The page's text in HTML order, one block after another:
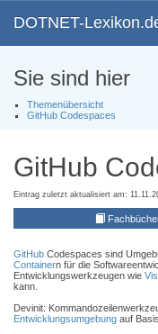
DOTNET-
Sie sind hier
Themenübersicht
GitHub Codespaces
GitHub
Eintrag zuletzt aktualisiert am:
GitHub Codespaces sind
Containern für die
Entwicklungswerkzeugen wie
kann.
Devinit:
Entwicklungsumgebung auf